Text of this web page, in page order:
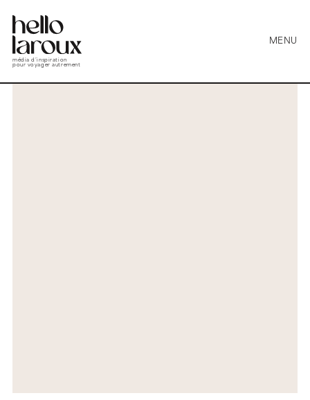
média d’inspiration
pour voyager autrement
MENU